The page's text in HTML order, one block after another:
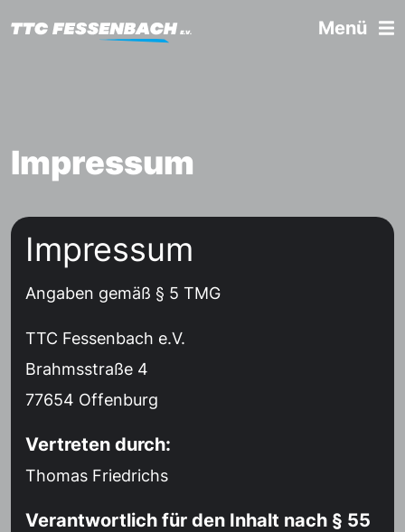
Menü
Impressum
Impressum
Angaben gemäß § 5 TMG
TTC Fessenbach e.V.
Brahmsstraße 4
77654 Offenburg
Vertreten durch:
Thomas Friedrichs
Verantwortlich für den Inhalt nach § 55